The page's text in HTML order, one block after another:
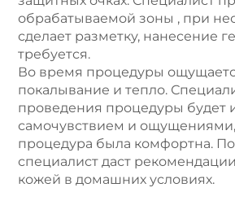
обрабатываемой зоны , при
сделает разметку, нанесение
требуется.
Во время процедуры
покалывание и тепло.
проведения процедуры будет
самочувствием и
процедура была комфортна.
специалист даст
кожей в домашних условиях.